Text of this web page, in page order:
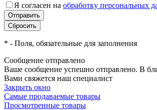
Я согласен на обработку персональных
* - Поля, обязательные для заполнения
Сообщение отправлено
Ваше сообщение успешно отправлено. В
Вами свяжется наш специалист
Закрыть окно
Самые продаваемые товары
Просмотренные товары